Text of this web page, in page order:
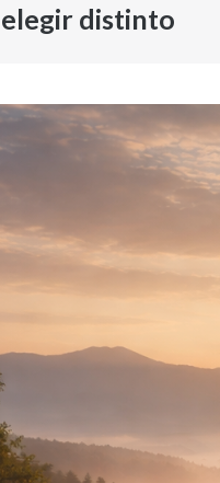
elegir distinto